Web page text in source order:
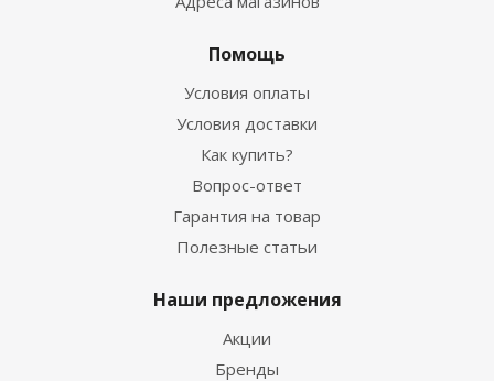
Помощь
Условия оплаты
Условия доставки
Как купить?
Вопрос-ответ
Гарантия на товар
Полезные статьи
Наши предложения
Акции
Бренды